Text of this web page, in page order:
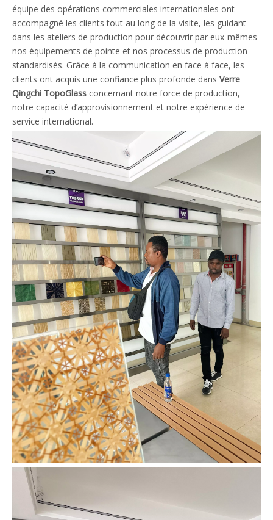
équipe des opérations commerciales internationales ont
accompagné les clients tout au long de la visite, les guidant
dans les ateliers de production pour découvrir par eux-mêmes
nos équipements de pointe et nos processus de production
standardisés. Grâce à la communication en face à face, les
clients ont acquis une confiance plus profonde dans Verre
Qingchi TopoGlass concernant notre force de production,
notre capacité d’approvisionnement et notre expérience de
service international.